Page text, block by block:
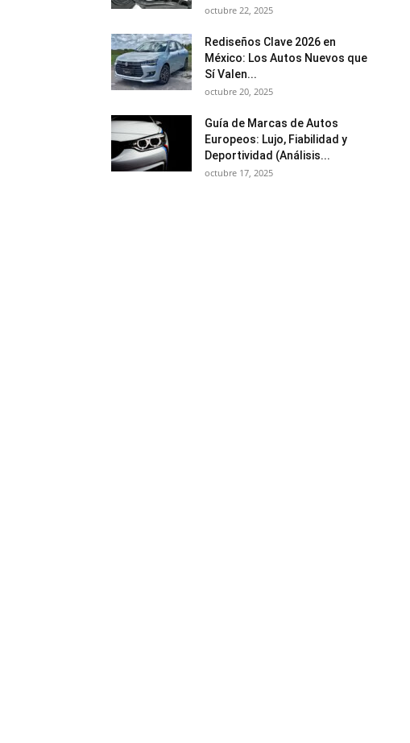
octubre 22, 2025
Rediseños Clave 2026 en
México: Los Autos Nuevos que
Sí Valen...
octubre 20, 2025
Guía de Marcas de Autos
Europeos: Lujo, Fiabilidad y
Deportividad (Análisis...
octubre 17, 2025